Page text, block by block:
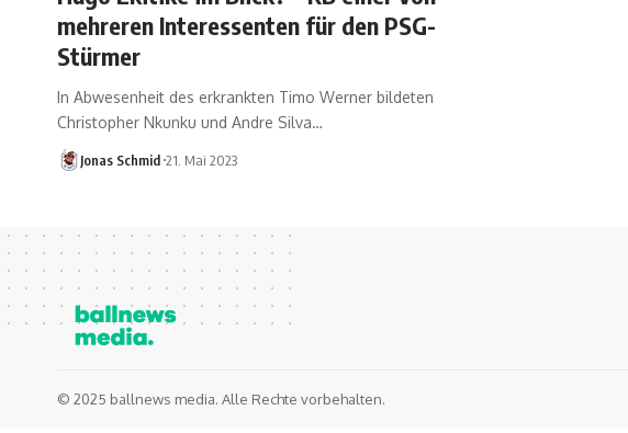
mehreren Interessenten für den PSG-
Stürmer
In Abwesenheit des erkrankten Timo Werner bildeten
Christopher Nkunku und Andre Silva…
Jonas Schmid 21. Mai 2023
© 2025 ballnews media. Alle Rechte vorbehalten.